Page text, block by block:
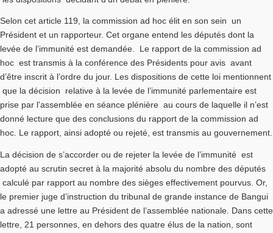
Selon cet article 119, la commission ad hoc élit en son sein un
Président et un rapporteur. Cet organe entend les députés dont la
levée de l’immunité est demandée. Le rapport de la commission ad
hoc est transmis à la conférence des Présidents pour avis avant
d’être inscrit à l’ordre du jour. Les dispositions de cette loi mentionnent
que la décision relative à la levée de l’immunité parlementaire est
prise par l’assemblée en séance plénière au cours de laquelle il n’est
donné lecture que des conclusions du rapport de la commission ad
hoc. Le rapport, ainsi adopté ou rejeté, est transmis au gouvernement.
La décision de s’accorder ou de rejeter la levée de l’immunité est
adopté au scrutin secret à la majorité absolu du nombre des députés
calculé par rapport au nombre des sièges effectivement pourvus. Or,
le premier juge d’instruction du tribunal de grande instance de Bangui
a adressé une lettre au Président de l’assemblée nationale. Dans cette
lettre, 21 personnes, en dehors des quatre élus de la nation, sont